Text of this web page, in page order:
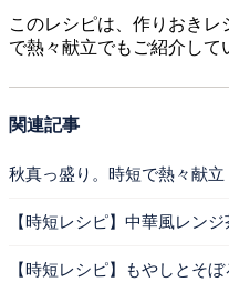
このレシピは、作りおき
で熱々献立でもご紹介して
関連記事
秋真っ盛り。時短で熱々献立
【時短レシピ】中華風レンジ
【時短レシピ】もやしとそ